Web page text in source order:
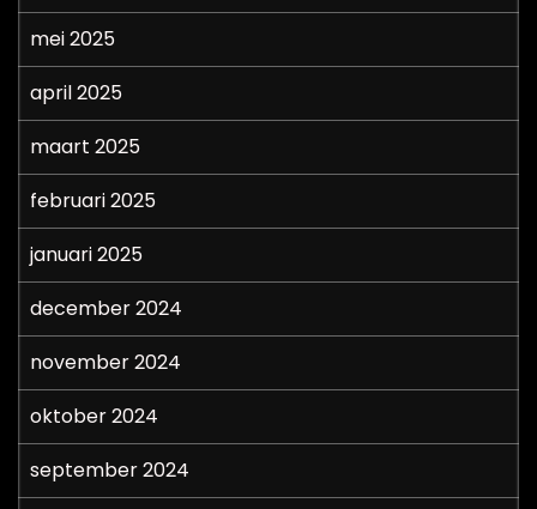
mei 2025
april 2025
maart 2025
februari 2025
januari 2025
december 2024
november 2024
oktober 2024
september 2024